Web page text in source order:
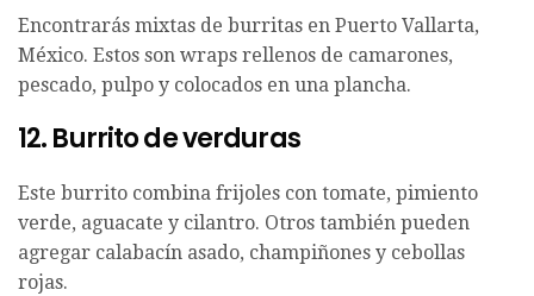
Encontrarás mixtas de burritas en Puerto Vallarta,
México. Estos son wraps rellenos de camarones,
pescado, pulpo y colocados en una plancha.
12. Burrito de verduras
Este burrito combina frijoles con tomate, pimiento
verde, aguacate y cilantro. Otros también pueden
agregar calabacín asado, champiñones y cebollas
rojas.